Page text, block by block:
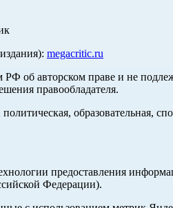
megacritic.ru
РФ об авторском праве и не
правообладателя.
образовательная,
предоставления
Федерации).